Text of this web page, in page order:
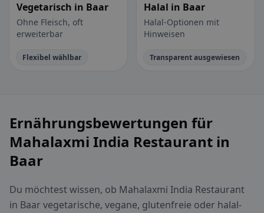
Vegetarisch in Baar
Ohne Fleisch, oft
erweiterbar
Flexibel wählbar
Halal in Baar
Halal-Optionen mit
Hinweisen
Transparent ausgewiesen
Ernährungsbewertungen für
Mahalaxmi India Restaurant in
Baar
Du möchtest wissen, ob Mahalaxmi India Restaurant
in Baar vegetarische, vegane, glutenfreie oder halal-